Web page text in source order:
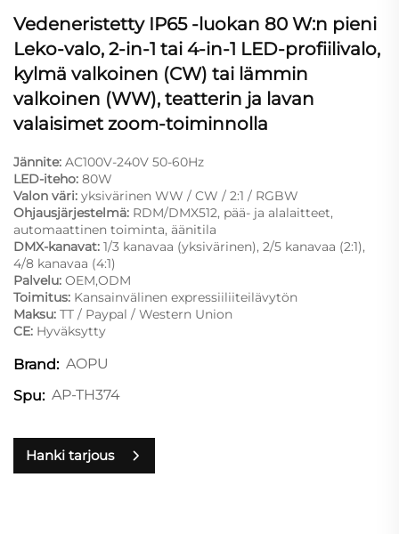
Vedeneristetty IP65 -luokan 80 W:n pieni
Leko-valo, 2-in-1 tai 4-in-1 LED-profiilivalo,
kylmä valkoinen (CW) tai lämmin
valkoinen (WW), teatterin ja lavan
valaisimet zoom-toiminnolla
Jännite: AC100V-240V 50-60Hz
LED-iteho: 80W
Valon väri: yksivärinen WW / CW / 2:1 / RGBW
Ohjausjärjestelmä: RDM/DMX512, pää- ja alalaitteet,
automaattinen toiminta, äänitila
DMX-kanavat: 1/3 kanavaa (yksivärinen), 2/5 kanavaa (2:1),
4/8 kanavaa (4:1)
Palvelu: OEM,ODM
Toimitus: Kansainvälinen expressiiliiteilävytön
Maksu: TT / Paypal / Western Union
CE: Hyväksytty
Brand: AOPU
Spu: AP-TH374
Hanki tarjous